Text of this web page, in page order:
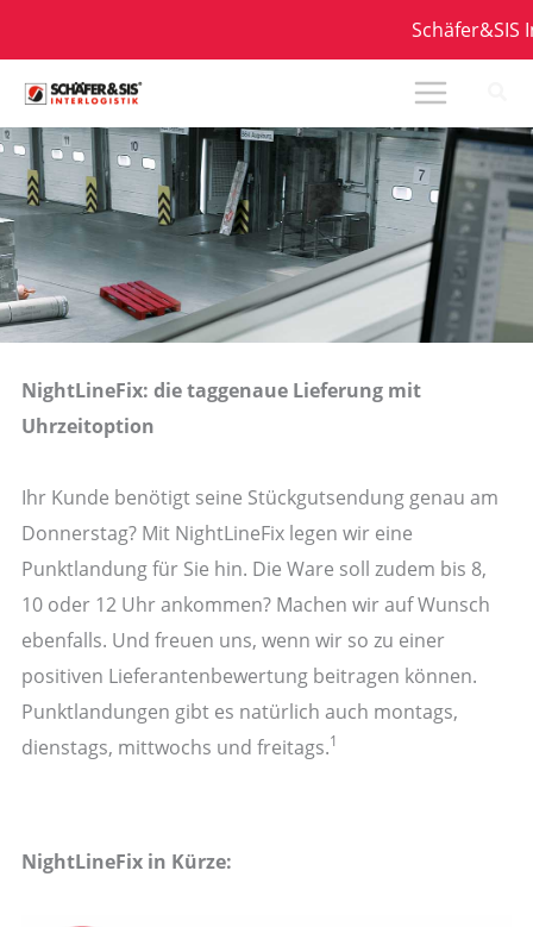
springen
Schäfer&SIS
NightLineFix: die taggenaue Lieferung mit
Uhrzeitoption
Ihr Kunde benötigt seine Stückgutsendung genau am
Donnerstag? Mit NightLineFix legen wir eine
Punktlandung für Sie hin. Die Ware soll zudem bis 8,
10 oder 12 Uhr ankommen? Machen wir auf Wunsch
ebenfalls. Und freuen uns, wenn wir so zu einer
positiven Lieferantenbewertung beitragen können.
Punktlandungen gibt es natürlich auch montags,
dienstags, mittwochs und freitags.1
NightLineFix in Kürze: